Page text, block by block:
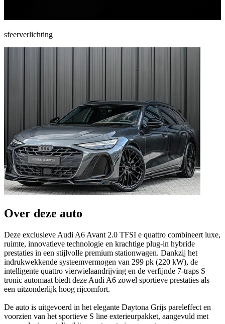
sfeerverlichting
Over deze auto
Deze exclusieve Audi A6 Avant 2.0 TFSI e quattro combineert luxe,
ruimte, innovatieve technologie en krachtige plug-in hybride
prestaties in een stijlvolle premium stationwagen. Dankzij het
indrukwekkende systeemvermogen van 299 pk (220 kW), de
intelligente quattro vierwielaandrijving en de verfijnde 7-traps S
tronic automaat biedt deze Audi A6 zowel sportieve prestaties als
een uitzonderlijk hoog rijcomfort.
De auto is uitgevoerd in het elegante Daytona Grijs pareleffect en
voorzien van het sportieve S line exterieurpakket, aangevuld met